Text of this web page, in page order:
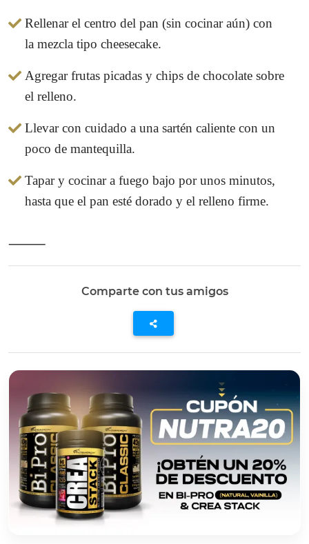
Rellenar el centro del pan (sin cocinar aún) con
la mezcla tipo cheesecake.
Agregar frutas picadas y chips de chocolate sobre
el relleno.
Llevar con cuidado a una sartén caliente con un
poco de mantequilla.
Tapar y cocinar a fuego bajo por unos minutos,
hasta que el pan esté dorado y el relleno firme.
⸻
Comparte con tus amigos